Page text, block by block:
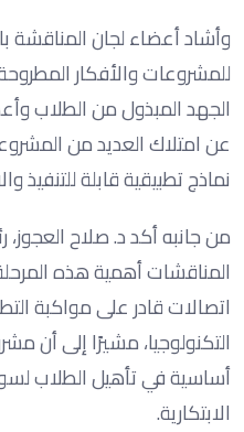
وأشاد أعضاء لجان المناقشة
للمشروعات والأفكار
الجهد المبذول من الطلاب
عن امتلاك العديد من
نماذج تطبيقية قابلة للتنفيذ
من جانبه أكد د. صلاح
المناقشات أهمية هذه
اتصالات قادر على مواكبة
التكنولوجيا، مشيرًا إلى أن
أساسية في تأهيل الطلاب
الابتكارية.